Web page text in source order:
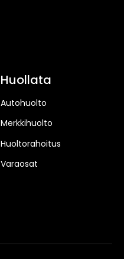
Huollata
Autohuolto
Merkkihuolto
Huoltorahoitus
Varaosat